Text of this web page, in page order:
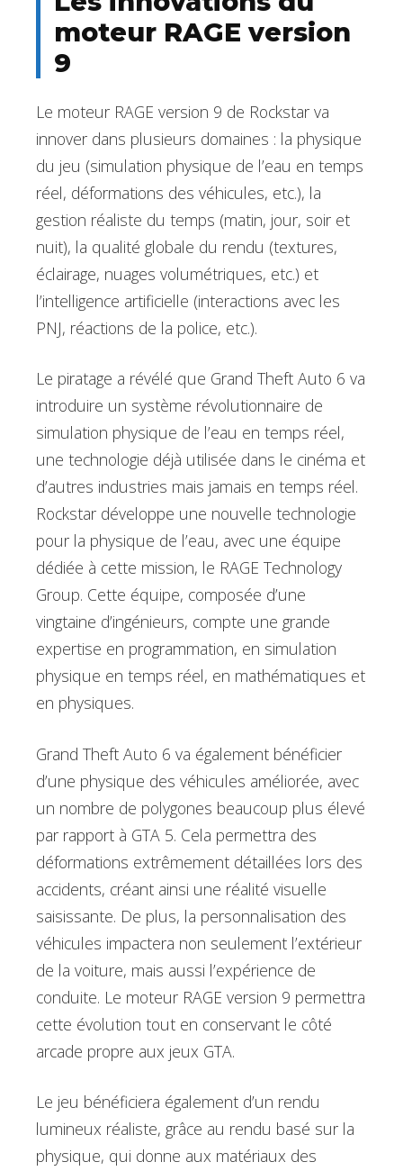
moteur RAGE version
9
Le moteur RAGE version 9 de Rockstar va
innover dans plusieurs domaines : la physique
du jeu (simulation physique de l’eau en temps
réel, déformations des véhicules, etc.), la
gestion réaliste du temps (matin, jour, soir et
nuit), la qualité globale du rendu (textures,
éclairage, nuages volumétriques, etc.) et
l’intelligence artificielle (interactions avec les
PNJ, réactions de la police, etc.).
Le piratage a révélé que Grand Theft Auto 6 va
introduire un système révolutionnaire de
simulation physique de l’eau en temps réel,
une technologie déjà utilisée dans le cinéma et
d’autres industries mais jamais en temps réel.
Rockstar développe une nouvelle technologie
pour la physique de l’eau, avec une équipe
dédiée à cette mission, le RAGE Technology
Group. Cette équipe, composée d’une
vingtaine d’ingénieurs, compte une grande
expertise en programmation, en simulation
physique en temps réel, en mathématiques et
en physiques.
Grand Theft Auto 6 va également bénéficier
d’une physique des véhicules améliorée, avec
un nombre de polygones beaucoup plus élevé
par rapport à GTA 5. Cela permettra des
déformations extrêmement détaillées lors des
accidents, créant ainsi une réalité visuelle
saisissante. De plus, la personnalisation des
véhicules impactera non seulement l’extérieur
de la voiture, mais aussi l’expérience de
conduite. Le moteur RAGE version 9 permettra
cette évolution tout en conservant le côté
arcade propre aux jeux GTA.
Le jeu bénéficiera également d’un rendu
lumineux réaliste, grâce au rendu basé sur la
physique, qui donne aux matériaux des